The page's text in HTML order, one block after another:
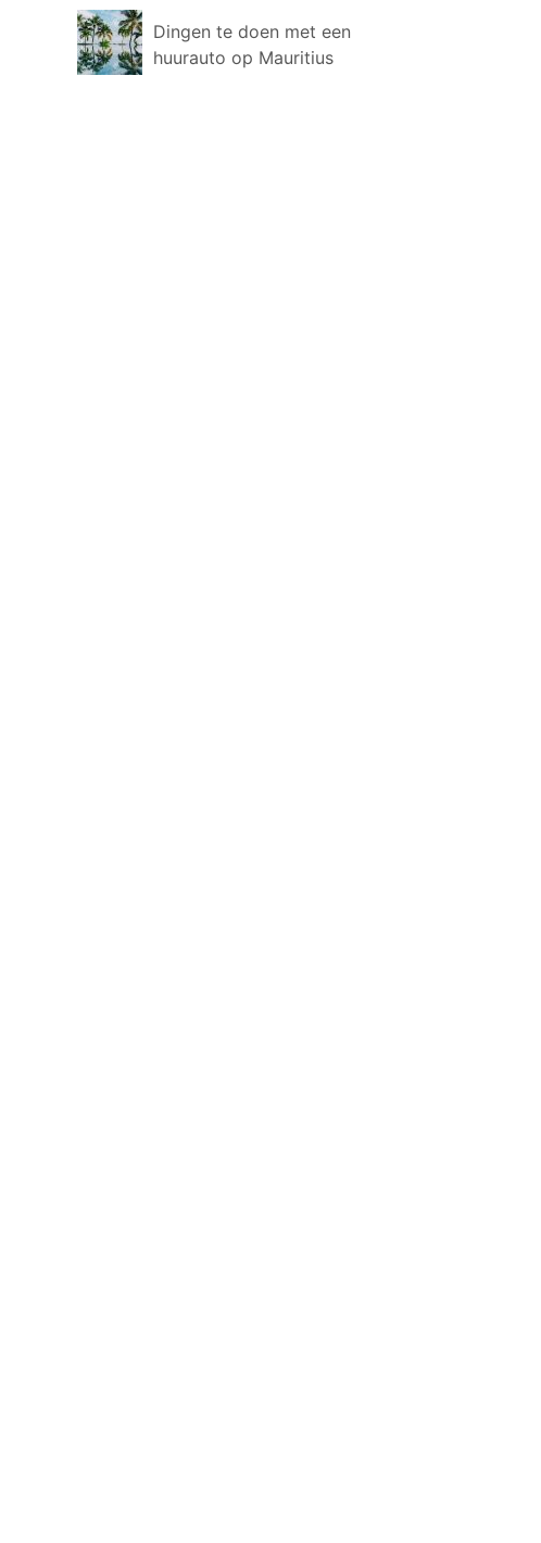
Dingen te doen met een
huurauto op Mauritius